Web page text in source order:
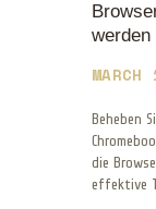
werden
Beheben
die
effektive